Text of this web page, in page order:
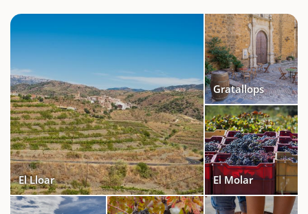
El Lloar
Gratallops
El Molar